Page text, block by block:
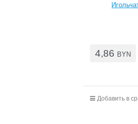
4,86 BYN
Добавить в